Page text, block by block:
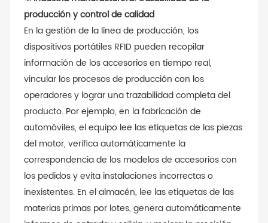
producción y control de calidad
En la gestión de la línea de producción, los
dispositivos portátiles RFID pueden recopilar
información de los accesorios en tiempo real,
vincular los procesos de producción con los
operadores y lograr una trazabilidad completa del
producto. Por ejemplo, en la fabricación de
automóviles, el equipo lee las etiquetas de las piezas
del motor, verifica automáticamente la
correspondencia de los modelos de accesorios con
los pedidos y evita instalaciones incorrectas o
inexistentes. En el almacén, lee las etiquetas de las
materias primas por lotes, genera automáticamente